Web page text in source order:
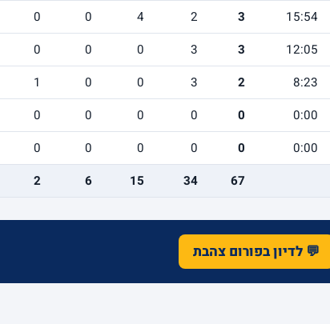
15:54
3
2
4
0
0
12:05
3
3
0
0
0
8:23
2
3
0
0
1
0:00
0
0
0
0
0
0:00
0
0
0
0
0
67
34
15
6
2
💬 לדיון בפורום צהבת